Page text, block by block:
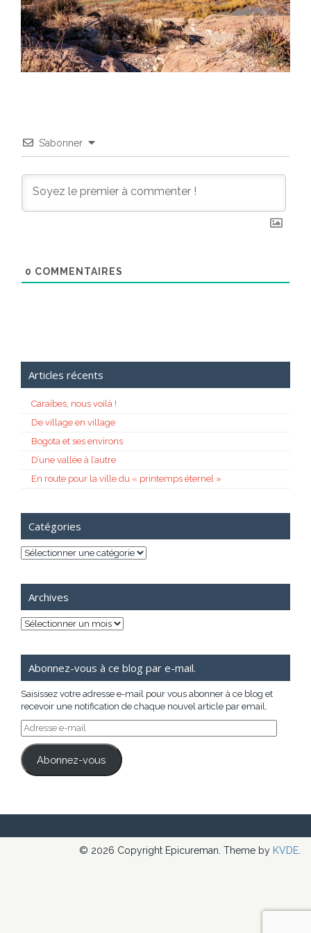
S’abonner
0 COMMENTAIRES
Articles récents
Caraïbes, nous voilà !
De village en village
Bogota et ses environs
D’une vallée à l’autre
En route pour la ville du « printemps éternel »
Catégories
Catégories
Archives
Archives
Abonnez-vous à ce blog par e-mail.
Saisissez votre adresse e-mail pour vous abonner à ce blog et
recevoir une notification de chaque nouvel article par email.
Adresse
e-
mail
Abonnez-vous
© 2026 Copyright Epicureman. Theme by KVDE.